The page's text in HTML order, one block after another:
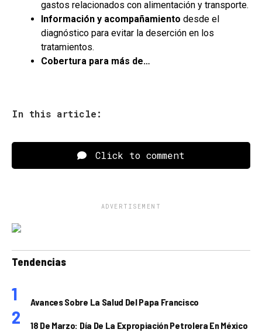
gastos relacionados con alimentación y transporte.
Información y acompañamiento desde el
diagnóstico para evitar la deserción en los
tratamientos.
Cobertura para más de…
In this article:
Click to comment
ADVERTISEMENT
Tendencias
Avances Sobre La Salud Del Papa Francisco
18 De Marzo: Día De La Expropiación Petrolera En México